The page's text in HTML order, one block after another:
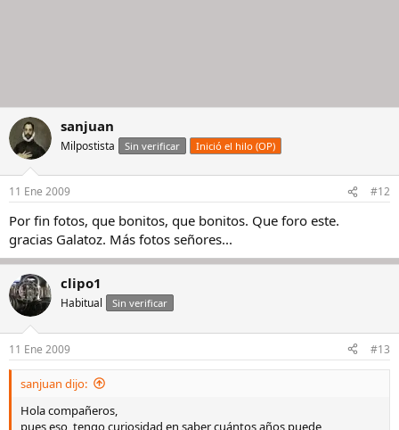
sanjuan
Milpostista Sin verificar Inició el hilo (OP)
11 Ene 2009 #12
Por fin fotos, que bonitos, que bonitos. Que foro este.
gracias Galatoz. Más fotos señores...
clipo1
Habitual Sin verificar
11 Ene 2009 #13
sanjuan dijo:
Hola compañeros,
pues eso, tengo curiosidad en saber cuántos años puede